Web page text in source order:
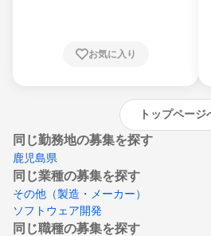
崎県、熊本県、大分県、宮崎県、鹿児島県、
お気に入り
トップページ
同じ勤務地の募集を探す
鹿児島県
同じ業種の募集を探す
その他（製造・メーカー）
ソフトウェア開発
同じ職種の募集を探す